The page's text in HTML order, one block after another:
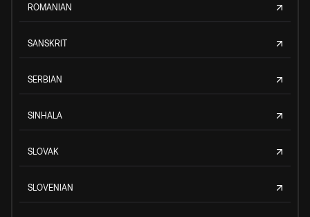
ROMANIAN
SANSKRIT
SERBIAN
SINHALA
SLOVAK
SLOVENIAN